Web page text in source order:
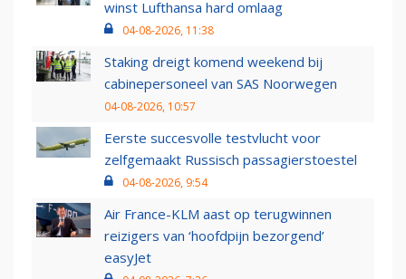
winst Lufthansa hard omlaag
04-08-2026, 11:38
Staking dreigt komend weekend bij
cabinepersoneel van SAS Noorwegen
04-08-2026, 10:57
Eerste succesvolle testvlucht voor
zelfgemaakt Russisch passagierstoestel
04-08-2026, 9:54
Air France-KLM aast op terugwinnen
reizigers van ‘hoofdpijn bezorgend’
easyJet